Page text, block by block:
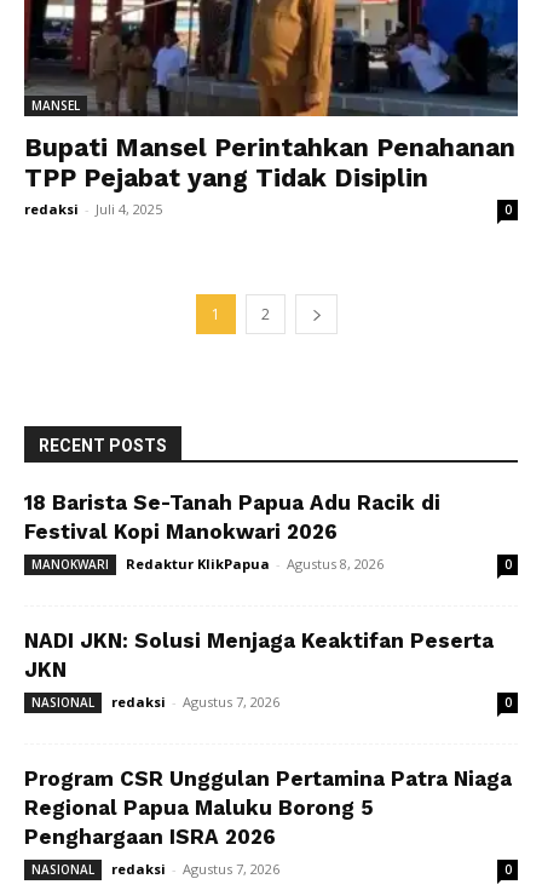
MANSEL
Bupati Mansel Perintahkan Penahanan
TPP Pejabat yang Tidak Disiplin
redaksi - Juli 4, 2025 0
1 2
RECENT POSTS
18 Barista Se-Tanah Papua Adu Racik di
Festival Kopi Manokwari 2026
MANOKWARI Redaktur KlikPapua - Agustus 8, 2026 0
NADI JKN: Solusi Menjaga Keaktifan Peserta
JKN
NASIONAL redaksi - Agustus 7, 2026 0
Program CSR Unggulan Pertamina Patra Niaga
Regional Papua Maluku Borong 5
Penghargaan ISRA 2026
NASIONAL redaksi - Agustus 7, 2026 0